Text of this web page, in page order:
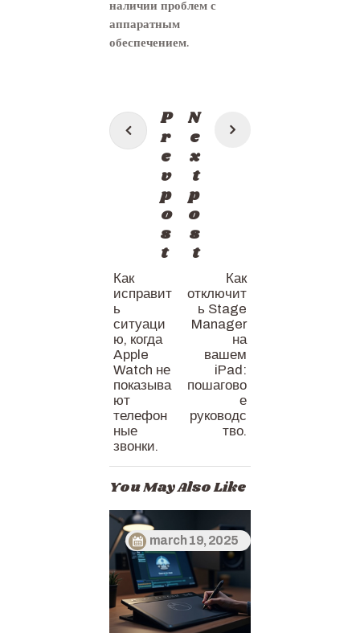
наличии проблем с
аппаратным
обеспечением.
Post
navigation
P
r
e
v
p
o
s
t
Как
исправит
ь
ситуаци
ю, когда
Apple
Watch не
показыва
ют
телефон
ные
звонки.
N
e
x
t
p
o
s
t
Как
отключит
ь Stage
Manager
на
вашем
iPad:
пошагово
е
руководс
тво.
You May Also Like
march 19, 2025